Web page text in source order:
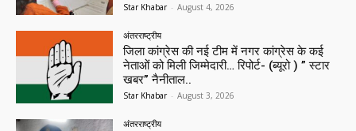
Star Khabar - August 4, 2026
अंतरराष्ट्रीय
जिला कांग्रेस की नई टीम में नगर कांग्रेस के कई
नेताओं को मिली जिम्मेदारी… रिपोर्ट- (ब्यूरो ) ” स्टार
खबर” नैनीताल..
Star Khabar - August 3, 2026
अंतरराष्ट्रीय